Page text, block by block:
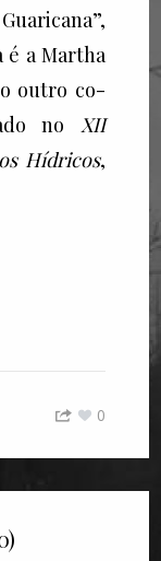
é a Martha
outro co-
no XII
Hídricos,
0